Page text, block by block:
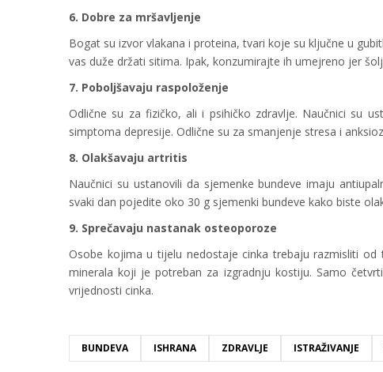
6. Dobre za mršavljenje
Bogat su izvor vlakana i proteina, tvari koje su ključne u
vas duže držati sitima. Ipak, konzumirajte ih umejreno jer
7. Poboljšavaju raspoloženje
Odlične su za fizičko, ali i psihičko zdravlje. Naučnici su
simptoma depresije. Odlične su za smanjenje stresa i
8. Olakšavaju artritis
Naučnici su ustanovili da sjemenke bundeve imaju
svaki dan pojedite oko 30 g sjemenki bundeve kako biste
9. Sprečavaju nastanak osteoporoze
Osobe kojima u tijelu nedostaje cinka trebaju razmisliti
minerala koji je potreban za izgradnju kostiju. Samo
vrijednosti cinka.
BUNDEVA ISHRANA ZDRAVLJE ISTRAŽIVANJE